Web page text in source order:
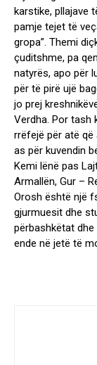
karstike, pllajave
pamje tejet të
gropa”. Themi
çuditshme, pa
natyrës, apo për
për të pirë ujë
jo prej
Verdha. Por tash
rrëfejë për atë që
as për kuvendin
Kemi lënë pas
Armallën, Gur –
Orosh është një
gjurmuesit dhe
përbashkëtat
ende në jetë të